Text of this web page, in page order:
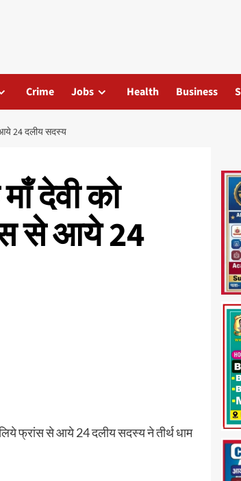
Crime Jobs Health Business
आये 24 दलीय सदस्य
देवी को
से आये 24
फ्रांस से आये 24 दलीय सदस्य ने तीर्थ धाम